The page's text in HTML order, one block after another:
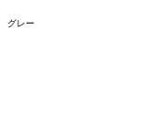
グレー